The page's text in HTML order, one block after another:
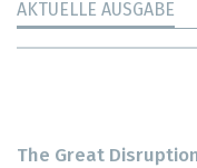
AKTUELLE AUSGABE
The Great